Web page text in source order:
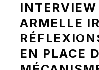
INTERVIEW
ARMELLE
EN PLACE